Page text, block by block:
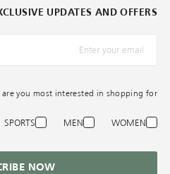
UPDATES AND OFFERS!
you most interested in shopping for?
WOMEN
MEN
SPORTS
NOW